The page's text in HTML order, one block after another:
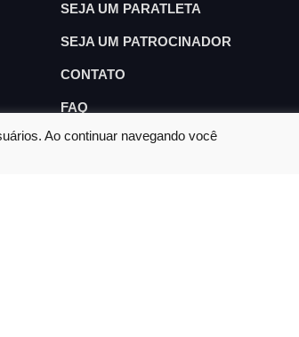
SEJA UM PARATLETA
SEJA UM PATROCINADOR
CONTATO
FAQ
Ao continuar navegando você